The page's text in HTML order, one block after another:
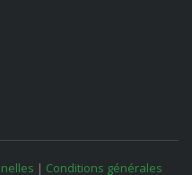
| Conditions générales